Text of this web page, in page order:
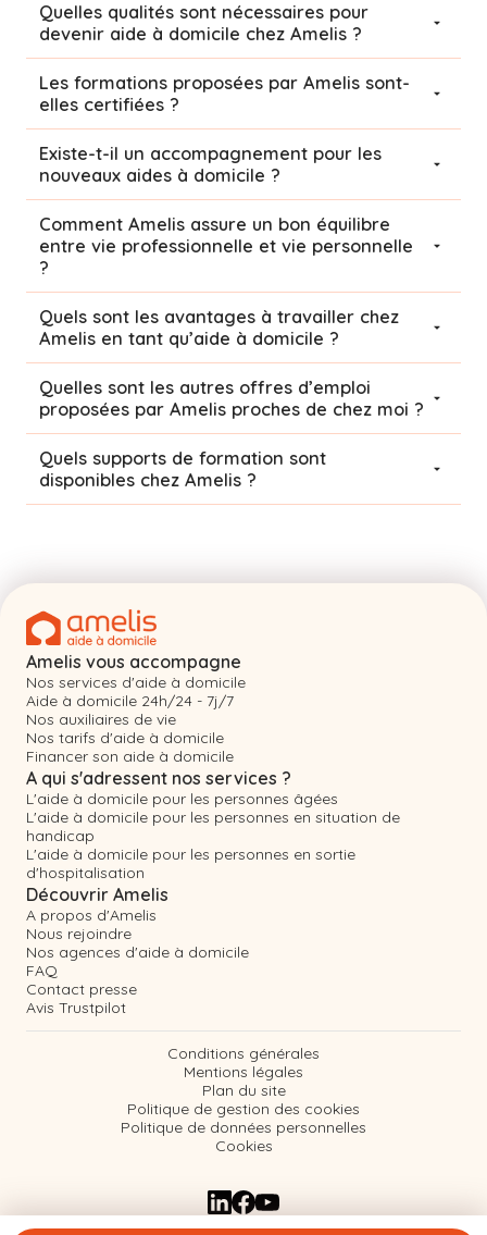
Quelles qualités sont nécessaires pour
devenir aide à domicile chez Amelis ?
Les formations proposées par Amelis sont-
elles certifiées ?
Existe-t-il un accompagnement pour les
nouveaux aides à domicile ?
Comment Amelis assure un bon équilibre
entre vie professionnelle et vie personnelle
?
Quels sont les avantages à travailler chez
Amelis en tant qu’aide à domicile ?
Quelles sont les autres offres d’emploi
proposées par Amelis proches de chez moi ?
Quels supports de formation sont
disponibles chez Amelis ?
Amelis vous accompagne
Nos services d'aide à domicile
Aide à domicile 24h/24 - 7j/7
Nos auxiliaires de vie
Nos tarifs d'aide à domicile
Financer son aide à domicile
A qui s'adressent nos services ?
L'aide à domicile pour les personnes âgées
L'aide à domicile pour les personnes en situation de
handicap
L'aide à domicile pour les personnes en sortie
d'hospitalisation
Découvrir Amelis
A propos d'Amelis
Nous rejoindre
Nos agences d'aide à domicile
FAQ
Contact presse
Avis Trustpilot
Conditions générales
Mentions légales
Plan du site
Politique de gestion des cookies
Politique de données personnelles
Cookies